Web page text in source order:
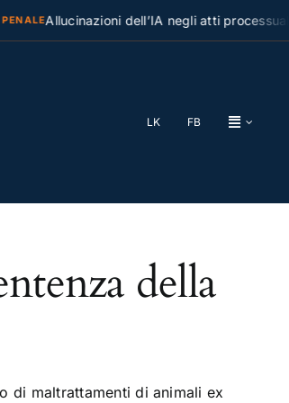
Allucinazioni dell’IA negli atti
LK FB
della
di maltrattamenti di animali ex